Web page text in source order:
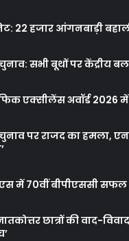
22 हजार आंगनबाड़ी
सभी बूथों पर केंद्रीय
एक्सीलेंस अवॉर्ड 2026 में
पर राजद का हमला,
में 70वीं बीपीएससी सफल
छात्रों की वाद-